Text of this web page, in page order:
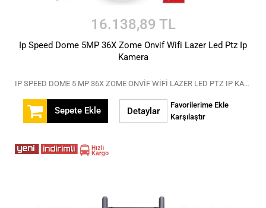
16.138,89 TL
Ip Speed Dome 5MP 36X Zome Onvif Wifi Lazer Led Ptz Ip
Kamera
IP SPEED DOME 5 MP 36X ZOME ONVİF WİFİ LAZER LED PTZ IP KAMERAIP SPEED DOME 5 MP 36X ZOME ONVİF WİFİ LAZER LED PTZ IP KAMERA
Sepete Ekle Detaylar
Favorilerime Ekle
Karşılaştır